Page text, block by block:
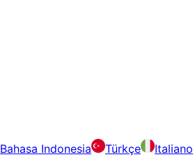
Bahasa Indonesia Türkçe Italiano